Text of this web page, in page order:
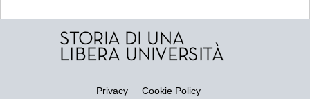
Privacy Cookie Policy